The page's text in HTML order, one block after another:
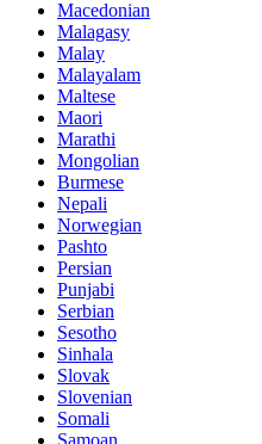
Macedonian
Malagasy
Malay
Malayalam
Maltese
Maori
Marathi
Mongolian
Burmese
Nepali
Norwegian
Pashto
Persian
Punjabi
Serbian
Sesotho
Sinhala
Slovak
Slovenian
Somali
Samoan